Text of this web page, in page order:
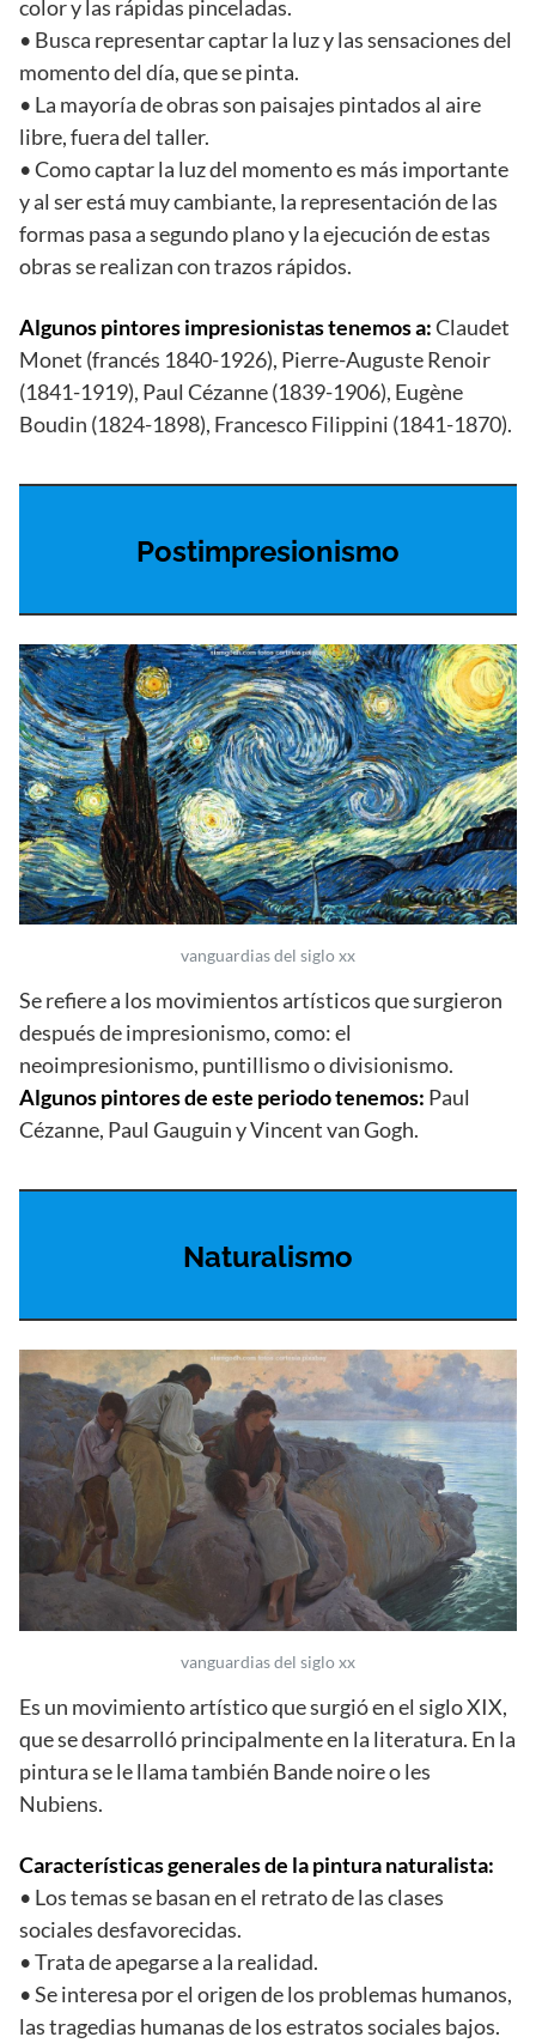
color y las rápidas pinceladas.
• Busca representar captar la luz y las sensaciones del
momento del día, que se pinta.
• La mayoría de obras son paisajes pintados al aire
libre, fuera del taller.
• Como captar la luz del momento es más importante
y al ser está muy cambiante, la representación de las
formas pasa a segundo plano y la ejecución de estas
obras se realizan con trazos rápidos.
Algunos pintores impresionistas tenemos a:Claudet
Monet (francés 1840-1926), Pierre-Auguste Renoir
(1841-1919), Paul Cézanne (1839-1906), Eugène
Boudin (1824-1898), Francesco Filippini (1841-1870).
Postimpresionismo
vanguardias del siglo xx
Se refiere a los movimientos artísticos que surgieron
después de impresionismo, como: el
neoimpresionismo, puntillismo o divisionismo.
Algunos pintores de este periodo tenemos: Paul
Cézanne, Paul Gauguin y Vincent van Gogh.
Naturalismo
vanguardias del siglo xx
Es un movimiento artístico que surgió en el siglo XIX,
que se desarrolló principalmente en la literatura. En la
pintura se le llama también Bande noire o les
Nubiens.
Características generales de la pintura naturalista:
• Los temas se basan en el retrato de las clases
sociales desfavorecidas.
• Trata de apegarse a la realidad.
• Se interesa por el origen de los problemas humanos,
las tragedias humanas de los estratos sociales bajos.